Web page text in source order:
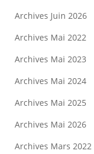
Archives Juin 2026
Archives Mai 2022
Archives Mai 2023
Archives Mai 2024
Archives Mai 2025
Archives Mai 2026
Archives Mars 2022